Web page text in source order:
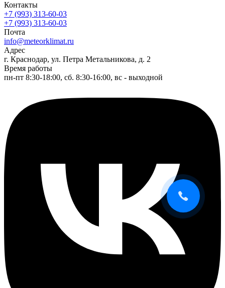
Контакты
+7 (993) 313-60-03
+7 (993) 313-60-03
Почта
info@meteorklimat.ru
Адрес
г. Краснодар, ул. Петра Метальникова, д. 2
Время работы
пн-пт 8:30-18:00, сб. 8:30-16:00, вс - выходной